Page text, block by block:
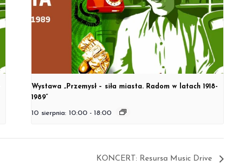
Wystawa „Przemysł – siła miasta. Radom w latach 1918-
1989”
10 sierpnia: 10:00 - 18:00
KONCERT: Resursa Music Drive